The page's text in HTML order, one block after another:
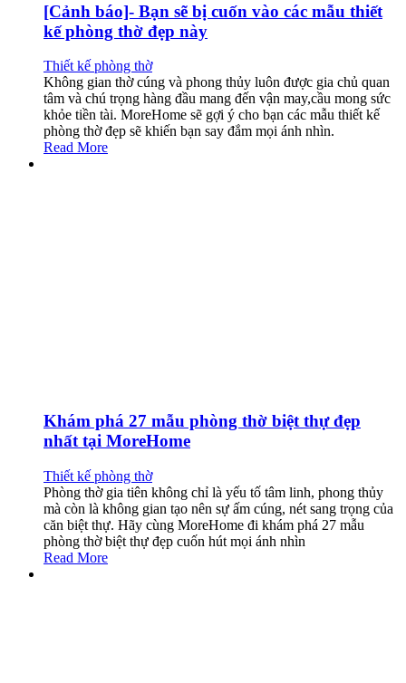
[Cảnh báo]- Bạn sẽ bị cuốn vào các mẫu thiết
kế phòng thờ đẹp này
Thiết kế phòng thờ
Không gian thờ cúng và phong thủy luôn được gia chủ quan
tâm và chú trọng hàng đầu mang đến vận may,cầu mong sức
khỏe tiền tài. MoreHome sẽ gợi ý cho bạn các mẫu thiết kế
phòng thờ đẹp sẽ khiến bạn say đắm mọi ánh nhìn.
Read More
Khám phá 27 mẫu phòng thờ biệt thự đẹp
nhất tại MoreHome
Thiết kế phòng thờ
Phòng thờ gia tiên không chỉ là yếu tố tâm linh, phong thủy
mà còn là không gian tạo nên sự ấm cúng, nét sang trọng của
căn biệt thự. Hãy cùng MoreHome đi khám phá 27 mẫu
phòng thờ biệt thự đẹp cuốn hút mọi ánh nhìn
Read More